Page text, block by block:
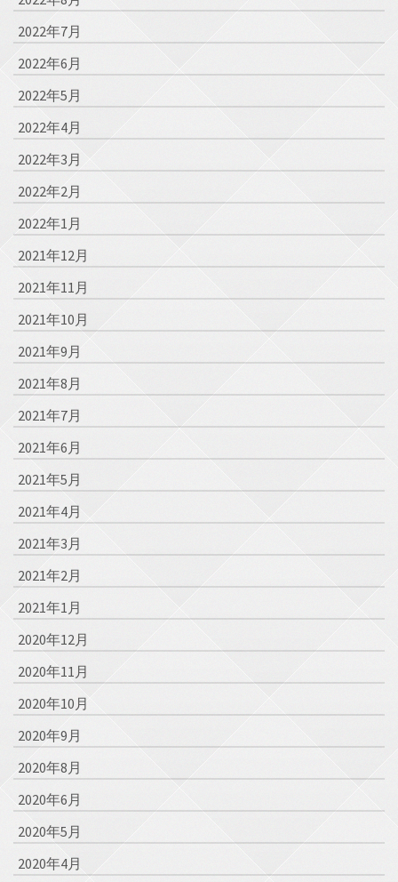
2022年7月
2022年6月
2022年5月
2022年4月
2022年3月
2022年2月
2022年1月
2021年12月
2021年11月
2021年10月
2021年9月
2021年8月
2021年7月
2021年6月
2021年5月
2021年4月
2021年3月
2021年2月
2021年1月
2020年12月
2020年11月
2020年10月
2020年9月
2020年8月
2020年6月
2020年5月
2020年4月